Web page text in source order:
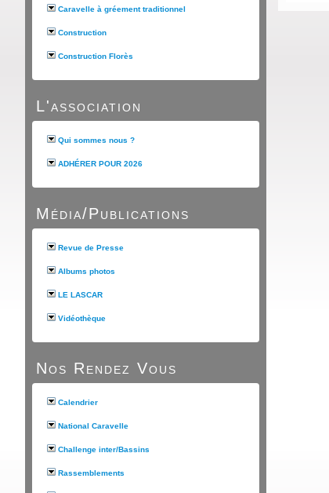
Caravelle à gréement traditionnel
Construction
Construction Florès
L'association
Qui sommes nous ?
ADHÉRER POUR 2026
Média/Publications
Revue de Presse
Albums photos
LE LASCAR
Vidéothèque
Nos Rendez Vous
Calendrier
National Caravelle
Challenge inter/Bassins
Rassemblements